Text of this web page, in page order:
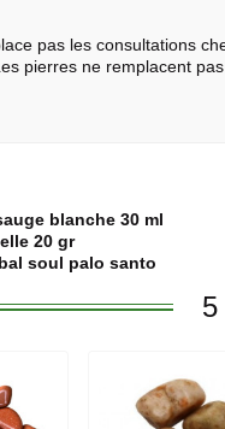
pas les consultations
pierres ne remplacent
blanche 30 ml
20 gr
soul palo santo
5